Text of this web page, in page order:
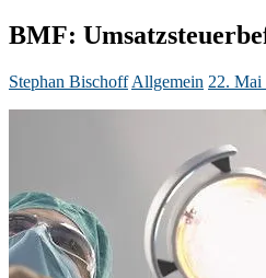
BMF:
Stephan Bischoff Allgemein 22. Mai